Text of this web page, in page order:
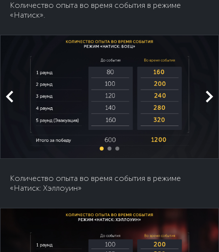
Количество опыта во время события в режиме
«Натиск».
Количество опыта во время события в режиме
«Натиск: Хэллоуин»